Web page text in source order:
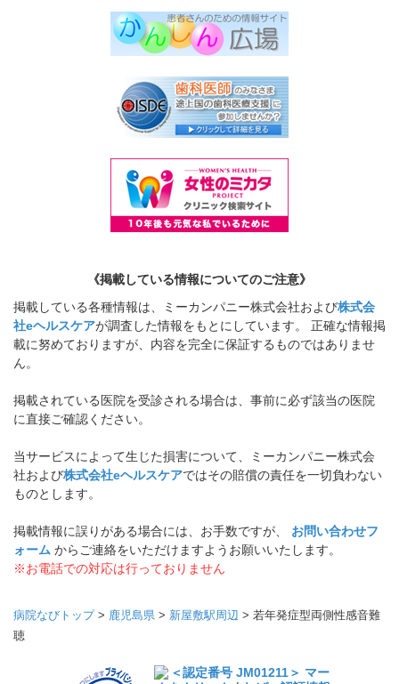
《掲載している情報についてのご注意》
掲載している各種情報は、ミーカンパニー株式会社および株式会
社eヘルスケアが調査した情報をもとにしています。 正確な情報掲
載に努めておりますが、内容を完全に保証するものではありませ
ん。
掲載されている医院を受診される場合は、事前に必ず該当の医院
に直接ご確認ください。
当サービスによって生じた損害について、ミーカンパニー株式会
社および株式会社eヘルスケアではその賠償の責任を一切負わない
ものとします。
掲載情報に誤りがある場合には、お手数ですが、 お問い合わせフ
ォーム からご連絡をいただけますようお願いいたします。
※お電話での対応は行っておりません
病院なびトップ> 鹿児島県 > 新屋敷駅周辺 > 若年発症型両側性感音難
聴